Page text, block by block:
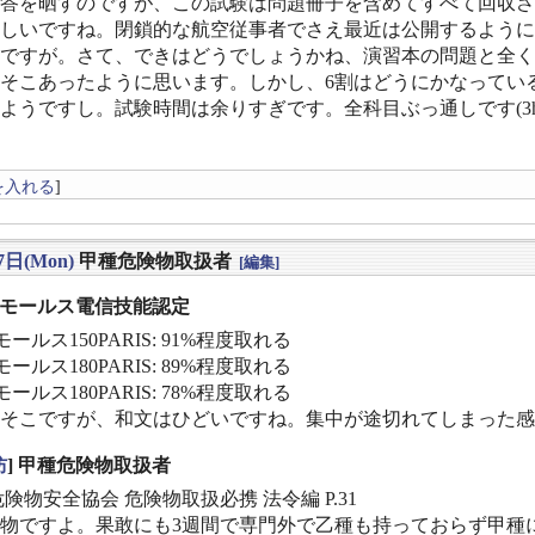
いですね。閉鎖的な航空従事者でさえ最近は公開するよう
すが。さて、できはどうでしょうかね、演習本の問題と全
こあったように思います。しかし、6割はどうにかなって
うですし。試験時間は余りすぎです。全科目ぶっ通しです
れる]
日(Mon) 甲種危険物取扱者 [編集]
ールス電信技能認定
ールス150PARIS: 91%程度取れる
ールス180PARIS: 89%程度取れる
ールス180PARIS: 78%程度取れる
こですが、和文はひどいですね。集中が途切れてしまった
] 甲種危険物取扱者
物安全協会 危険物取扱必携 法令編 P.31
ですよ。果敢にも3週間で専門外で乙種も持っておらず甲